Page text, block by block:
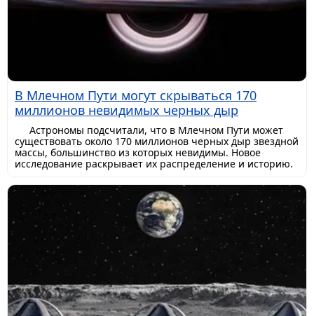
В Млечном Пути могут скрываться 170
миллионов невидимых черных дыр
Астрономы подсчитали, что в Млечном Пути может
существовать около 170 миллионов черных дыр звездной
массы, большинство из которых невидимы. Новое
исследование раскрывает их распределение и историю.